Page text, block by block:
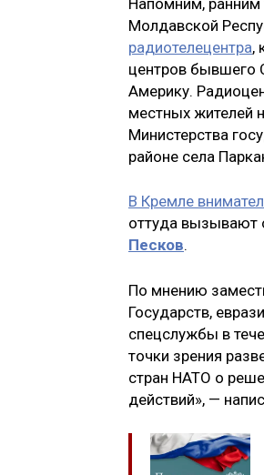
Молдавской
радиотелецентра,
центров бывшего
Америку.
местных жителей
Министерства
районе села
В Кремле
оттуда вызывают
Песков.
По мнению
Государств,
спецслужбы в
точки зрения
стран НАТО о
действий», —